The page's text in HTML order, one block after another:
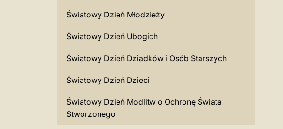
Światowy Dzień Młodzieży
Światowy Dzień Ubogich
Światowy Dzień Dziadków i Osób Starszych
Światowy Dzień Dzieci
Światowy Dzień Modlitw o Ochronę Świata
Stworzonego